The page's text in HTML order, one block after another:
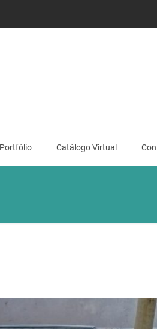
Portfólio Catálogo Virtual